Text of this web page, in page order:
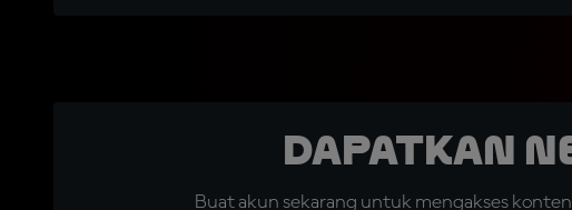
Dapatkan
Buat akun sekarang untuk mengakses